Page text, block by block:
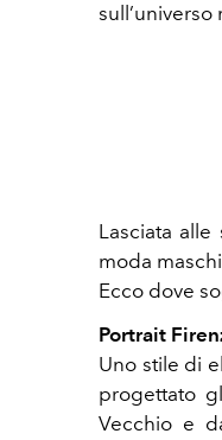
sull’universo
Lasciata
moda
Ecco dove
Portrait
Uno stile di
progettato
Vecchio e